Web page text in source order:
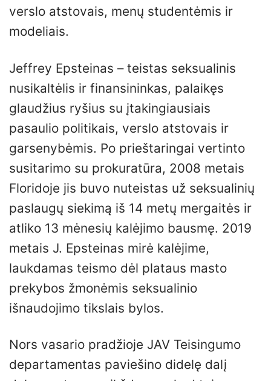
verslo atstovais, menų studentėmis ir
modeliais.
Jeffrey Epsteinas – teistas seksualinis
nusikaltėlis ir finansininkas, palaikęs
glaudžius ryšius su įtakingiausiais
pasaulio politikais, verslo atstovais ir
garsenybėmis. Po prieštaringai vertinto
susitarimo su prokuratūra, 2008 metais
Floridoje jis buvo nuteistas už seksualinių
paslaugų siekimą iš 14 metų mergaitės ir
atliko 13 mėnesių kalėjimo bausmę. 2019
metais J. Epsteinas mirė kalėjime,
laukdamas teismo dėl plataus masto
prekybos žmonėmis seksualinio
išnaudojimo tikslais bylos.
Nors vasario pradžioje JAV Teisingumo
departamentas paviešino didelę dalį